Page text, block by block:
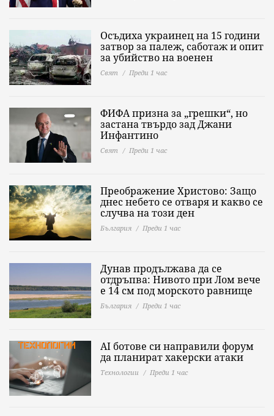
Осъдиха украинец на 15 години
затвор за палеж, саботаж и опит
за убийство на военен
Свят Преди 1 час
ФИФА призна за „грешки“, но
застана твърдо зад Джани
Инфантино
Свят Преди 1 час
Преображение Христово: Защо
днес небето се отваря и какво се
случва на този ден
България Преди 1 час
Дунав продължава да се
отдръпва: Нивото при Лом вече
е 14 см под морското равнище
България Преди 1 час
AI ботове си направили форум
да планират хакерски атаки
Технологии Преди 1 час